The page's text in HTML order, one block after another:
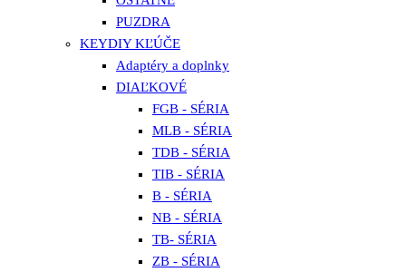
PUZDRA
KEYDIY KĽÚČE
Adaptéry a doplnky
DIAĽKOVÉ
FGB - SÉRIA
MLB - SÉRIA
TDB - SÉRIA
TIB - SÉRIA
B - SÉRIA
NB - SÉRIA
TB- SÉRIA
ZB - SÉRIA